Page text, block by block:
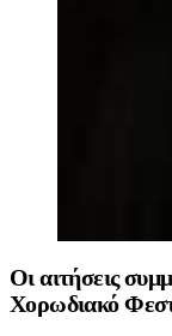
Οι αιτήσεις
Χορωδιακό